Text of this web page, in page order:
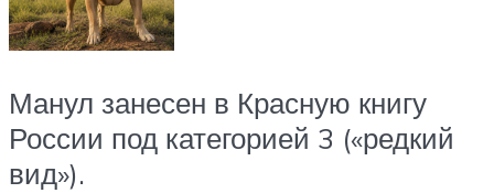
Манул занесен в Красную книгу
России под категорией 3 («редкий
вид»).